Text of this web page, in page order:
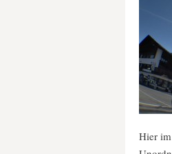
Hier